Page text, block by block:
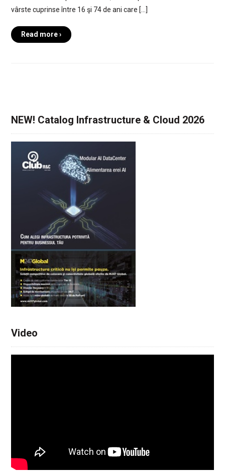
vârste cuprinse între 16 şi 74 de ani care […]
Read more ›
NEW! Catalog Infrastructure & Cloud 2026
Video